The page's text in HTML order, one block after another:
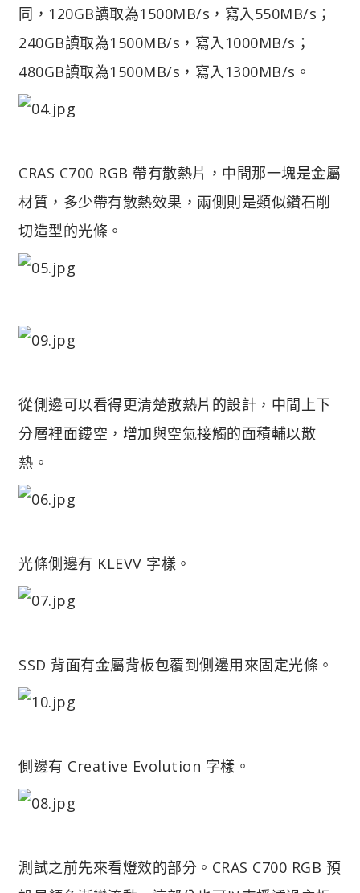
同，120GB讀取為1500MB/s，寫入550MB/s；
240GB讀取為1500MB/s，寫入1000MB/s；
480GB讀取為1500MB/s，寫入1300MB/s。
CRAS C700 RGB 帶有散熱片，中間那一塊是金屬
材質，多少帶有散熱效果，兩側則是類似鑽石削
切造型的光條。
從側邊可以看得更清楚散熱片的設計，中間上下
分層裡面鏤空，增加與空氣接觸的面積輔以散
熱。
光條側邊有 KLEVV 字樣。
SSD 背面有金屬背板包覆到側邊用來固定光條。
側邊有 Creative Evolution 字樣。
測試之前先來看燈效的部分。CRAS C700 RGB 預